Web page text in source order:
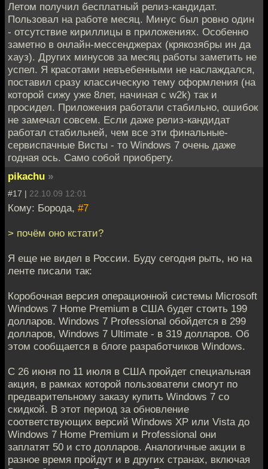
Летом получил бесплатный релиз-кандидат.
Пользовал на работе месяц. Минус был ровно один
- отсутствие кириллицы в приложениях. Особенно
заметно в онлайн-мессенджерах (крякозябры ин да
хауз). Других минусов за месяц работы заметить не
успел. Я красотами невъебенными не наслаждался,
поставил сразу классическую тему оформления (на
которой сижу уже 8лет, начиная с w2k) так и
просидел. Приложения работали стабильно, ошибок
не замечал совсем. Если даже релиз-кандидат
работал стабильней, чем все эти финальные-
сервиспачные Висты - то Windows 7 очень даже
годная ось. Само собой приобрету.
pikachu »
#17 | 22.10.09 12:01
Кому: Борода, #7
> почём оно кстати?
Я еще не видел в России. Буду сегодня рыть, но на
ленте писали так:
Коробочная версия операционной системы Microsoft
Windows 7 Home Premium в США будет стоить 199
долларов. Windows 7 Professional обойдется в 299
долларов, Windows 7 Ultimate - в 319 долларов. Об
этом сообщается в блоге разработчиков Windows.
С 26 июня по 11 июля в США пройдет специальная
акция, в рамках которой пользователи смогут по
предварительному заказу купить Windows 7 со
скидкой. В этот период за обновление
соответствующих версий Windows XP или Vista до
Windows 7 Home Premium и Professional они
заплатят 50 и сто долларов. Аналогичные акции в
разное время пройдут и в других странах, включая